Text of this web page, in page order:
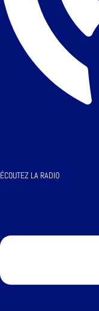
ÉCOUTEZ LA RADIO